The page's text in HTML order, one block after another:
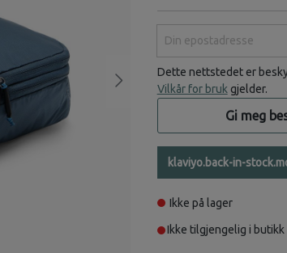
Dette nettstedet er
Vilkår for bruk gjelder.
Gi meg
klaviyo.back-in-
Ikke på lager
Ikke tilgjengelig i butikk